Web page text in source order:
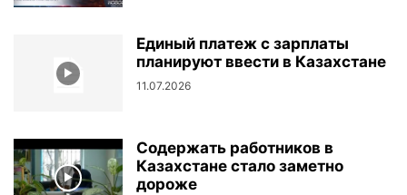
Единый платеж с зарплаты
планируют ввести в Казахстане
11.07.2026
Содержать работников в
Казахстане стало заметно
дороже